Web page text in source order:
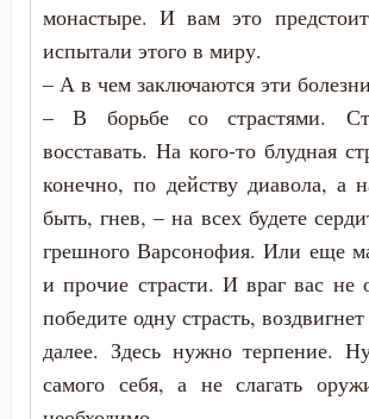
монастыре. И вам это
испытали этого в миру.
– А в чем заключаются эти
– В борьбе со страстями.
восставать. На кого-то блудная
конечно, по действу диавола, а
быть, гнев, – на всех будете
грешного Варсонофия. Или еще
и прочие страсти. И враг вас не
победите одну страсть,
далее. Здесь нужно терпение.
самого себя, а не слагать